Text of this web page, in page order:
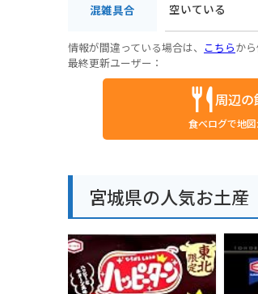
混雑具合 空いている
情報が間違っている場合は、 こちらか
最終更新ユーザー：
周辺の
食べログで地図
宮城県の人気お土産